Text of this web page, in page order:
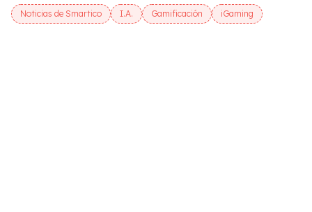
Noticias de Smartico I.A. Gamificación iGaming